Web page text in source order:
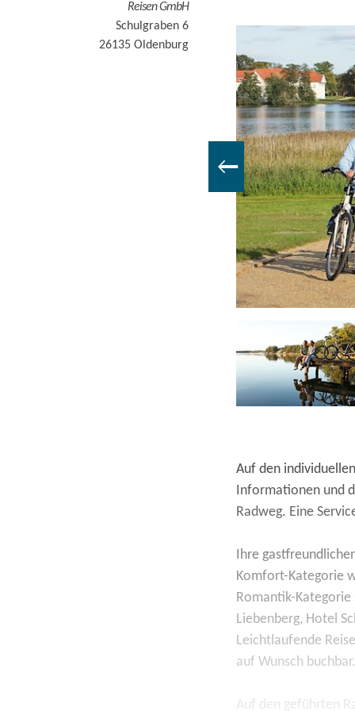
Reisen GmbH
Schulgraben 6
26135 Oldenburg
Auf den
Informationen und
Radweg. Eine
Ihre
Komfort-Kategorie
Romantik-Kategorie
Liebenberg, Hotel
Leichtlaufende
auf Wunsch
Auf den geführten